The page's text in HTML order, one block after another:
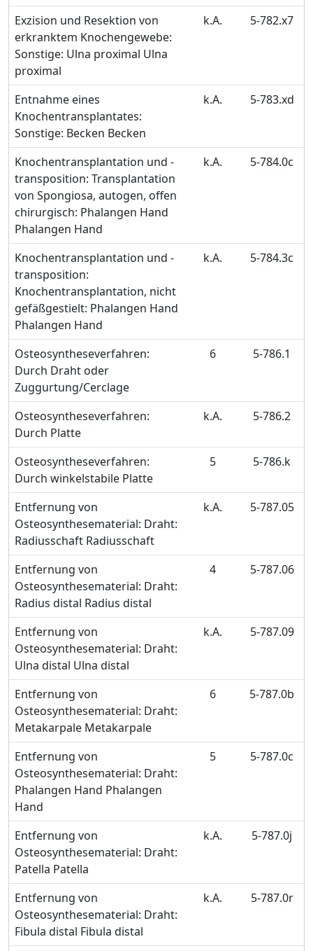
Exzision und Resektion von
erkranktem Knochengewebe:
Sonstige: Ulna proximal Ulna
proximal
k.A. 5-782.x7
Entnahme eines
Knochentransplantates:
Sonstige: Becken Becken
k.A. 5-783.xd
Knochentransplantation und -
transposition: Transplantation
von Spongiosa, autogen, offen
chirurgisch: Phalangen Hand
Phalangen Hand
k.A. 5-784.0c
Knochentransplantation und -
transposition:
Knochentransplantation, nicht
gefäßgestielt: Phalangen Hand
Phalangen Hand
k.A. 5-784.3c
Osteosyntheseverfahren:
Durch Draht oder
Zuggurtung/Cerclage
6 5-786.1
Osteosyntheseverfahren:
Durch Platte
k.A. 5-786.2
Osteosyntheseverfahren:
Durch winkelstabile Platte
5 5-786.k
Entfernung von
Osteosynthesematerial: Draht:
Radiusschaft Radiusschaft
k.A. 5-787.05
Entfernung von
Osteosynthesematerial: Draht:
Radius distal Radius distal
4 5-787.06
Entfernung von
Osteosynthesematerial: Draht:
Ulna distal Ulna distal
k.A. 5-787.09
Entfernung von
Osteosynthesematerial: Draht:
Metakarpale Metakarpale
6 5-787.0b
Entfernung von
Osteosynthesematerial: Draht:
Phalangen Hand Phalangen
Hand
5 5-787.0c
Entfernung von
Osteosynthesematerial: Draht:
Patella Patella
k.A. 5-787.0j
Entfernung von
Osteosynthesematerial: Draht:
Fibula distal Fibula distal
k.A. 5-787.0r